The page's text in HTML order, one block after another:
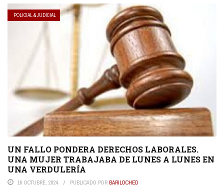
POLICIAL & JUDICIAL
UN FALLO PONDERA DERECHOS LABORALES.
UNA MUJER TRABAJABA DE LUNES A LUNES EN
UNA VERDULERÍA
16 OCTUBRE, 2024 PUBLICADO POR BARILOCHED